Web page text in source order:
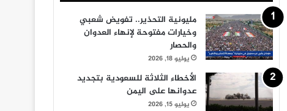
مليونية التحذير.. تفويض شعبي
وخيارات مفتوحة لإنهاء العدوان
والحصار
يوليو 18, 2026
الأخطاء الثلاثة للسعودية بتجديد
عدوانها على اليمن
يوليو 15, 2026